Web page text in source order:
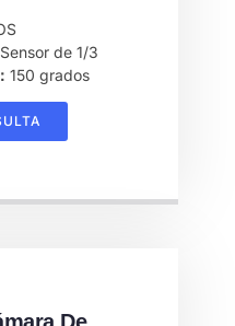
Sensor de 1/3
150 grados
De